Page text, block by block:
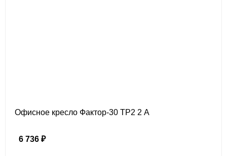
Офисное кресло Фактор-30 ТР2 2 А
6 736 ₽